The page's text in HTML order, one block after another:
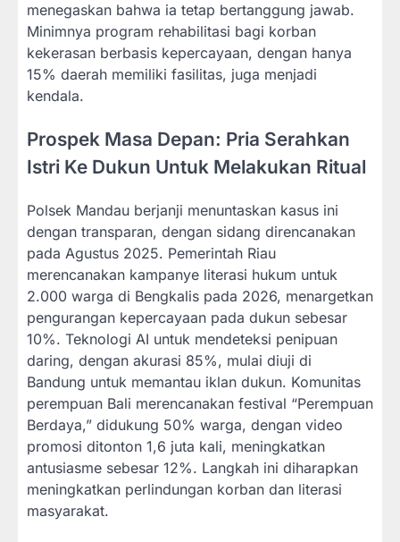
menegaskan bahwa ia tetap bertanggung jawab.
Minimnya program rehabilitasi bagi korban
kekerasan berbasis kepercayaan, dengan hanya
15% daerah memiliki fasilitas, juga menjadi
kendala.
Prospek Masa Depan: Pria Serahkan
Istri Ke Dukun Untuk Melakukan Ritual
Polsek Mandau berjanji menuntaskan kasus ini
dengan transparan, dengan sidang direncanakan
pada Agustus 2025. Pemerintah Riau
merencanakan kampanye literasi hukum untuk
2.000 warga di Bengkalis pada 2026, menargetkan
pengurangan kepercayaan pada dukun sebesar
10%. Teknologi AI untuk mendeteksi penipuan
daring, dengan akurasi 85%, mulai diuji di
Bandung untuk memantau iklan dukun. Komunitas
perempuan Bali merencanakan festival “Perempuan
Berdaya,” didukung 50% warga, dengan video
promosi ditonton 1,6 juta kali, meningkatkan
antusiasme sebesar 12%. Langkah ini diharapkan
meningkatkan perlindungan korban dan literasi
masyarakat.